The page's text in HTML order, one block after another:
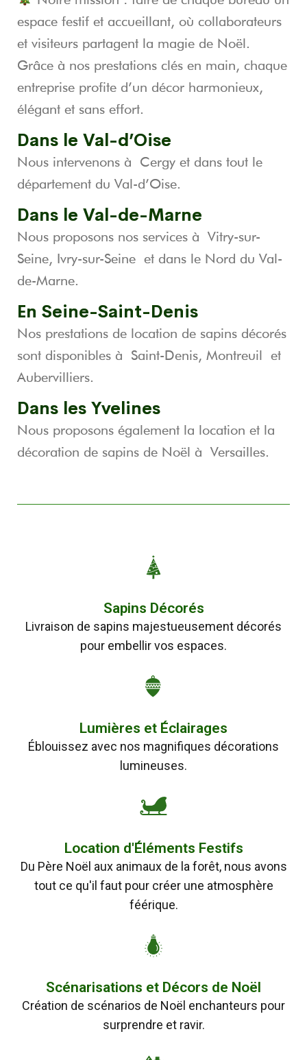
espace festif et accueillant, où collaborateurs
et visiteurs partagent la magie de Noël.
Grâce à nos prestations clés en main, chaque
entreprise profite d’un décor harmonieux,
élégant et sans effort.
Dans le Val-d’Oise
Nous intervenons à Cergy et dans tout le
département du Val-d’Oise.
Dans le Val-de-Marne
Nous proposons nos services à Vitry-sur-
Seine, Ivry-sur-Seine et dans le Nord du Val-
de-Marne.
En Seine-Saint-Denis
Nos prestations de location de sapins décorés
sont disponibles à Saint-Denis, Montreuil et
Aubervilliers.
Dans les Yvelines
Nous proposons également la location et la
décoration de sapins de Noël à Versailles.
Sapins Décorés
Livraison de sapins majestueusement décorés
pour embellir vos espaces.
Lumières et Éclairages
Éblouissez avec nos magnifiques décorations
lumineuses.
Location d'Éléments Festifs
Du Père Noël aux animaux de la forêt, nous avons
tout ce qu'il faut pour créer une atmosphère
féérique.
Scénarisations et Décors de Noël
Création de scénarios de Noël enchanteurs pour
surprendre et ravir.